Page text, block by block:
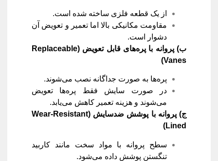
از یک قطعه فلزی ساخته شده است.
مقاومت مکانیکی بالا اما تعمیر و تعویض آن
دشوار است.
ب) پروانه با پره‌های قابل تعویض
(Replaceable
Vanes)
پره‌ها به صورت جداگانه نصب می‌شوند.
در صورت سایش فقط پره‌ها تعویض
می‌شوند و هزینه تعمیر کاهش می‌یابد.
ج) پروانه با پوشش ضدسایش
(Wear-Resistant
Lined)
سطح پروانه با مواد سخت مانند کاربید
تنگستن پوشش داده می‌شود.